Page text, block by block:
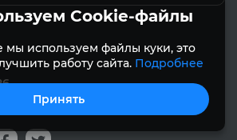
соглашение
Cookie-файлы
мы используем файлы куки, это
работу сайта. Подробнее
Принять